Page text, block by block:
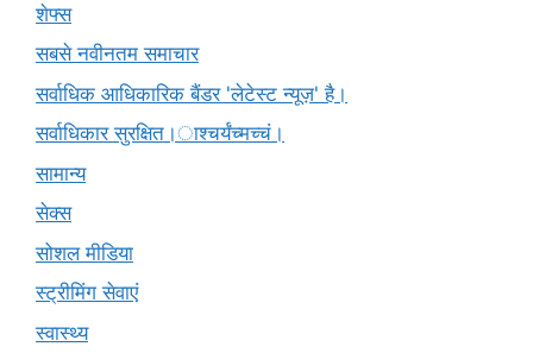
शेफ्स
सबसे नवीनतम समाचार
सर्वाधिक आधिकारिक बैंडर 'लेटेस्ट न्यूज़' है।
सर्वाधिकार सुरक्षित।ाश्चर्यंच्मच्चं।
सामान्य
सेक्स
सोशल मीडिया
स्ट्रीमिंग सेवाएं
स्वास्थ्य